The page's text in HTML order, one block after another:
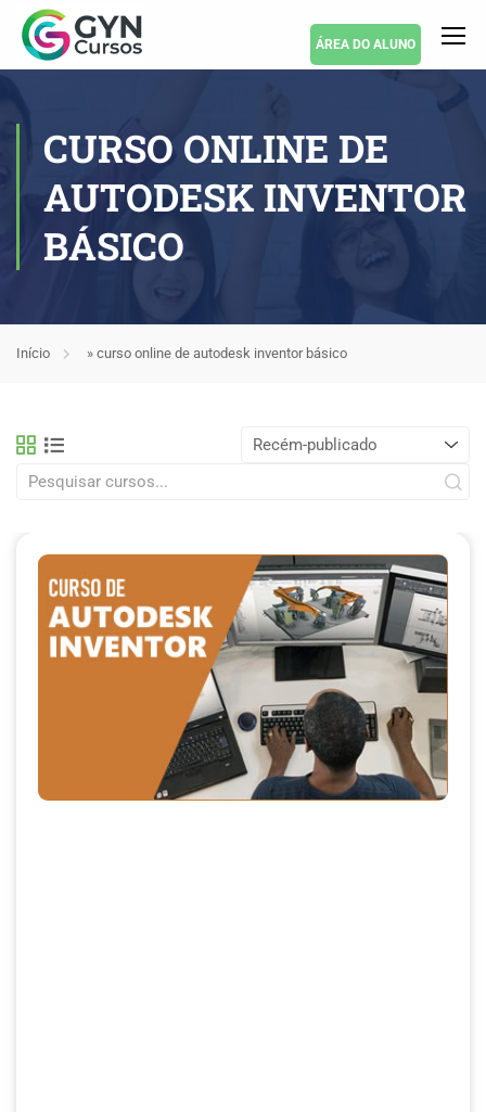
ÁREA DO ALUNO
CURSO ONLINE DE
AUTODESK INVENTOR
BÁSICO
Início » curso online de autodesk inventor básico